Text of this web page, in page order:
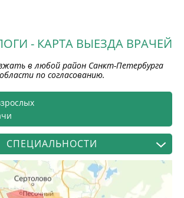
- КАРТА ВЫЕЗДА ВРАЧЕЙ
в любой район Санкт-Петербурга
по согласованию.
СПЕЦИАЛЬНОСТИ